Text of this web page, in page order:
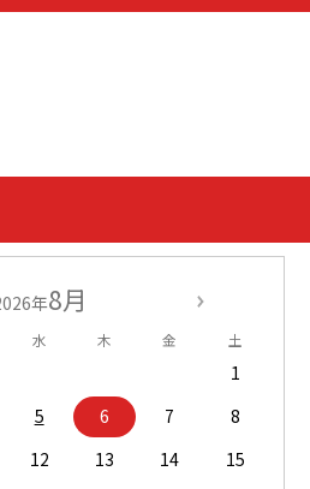
年8月
水 木 金 土
1
5 6 7
8
12 13 14
15